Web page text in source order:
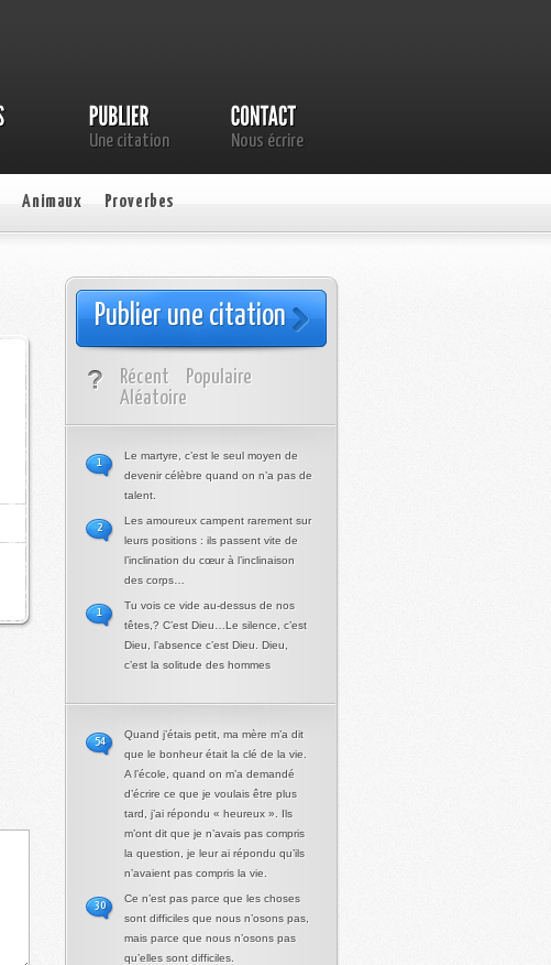
Une citation Nous écrire
Animaux Proverbes
Publier une citation
Récent
Populaire
Aléatoire
Le martyre, c’est le seul moyen de
devenir célèbre quand on n’a pas de
talent.
1
Les amoureux campent rarement sur
leurs positions : ils passent vite de
l’inclination du cœur à l’inclinaison
des corps…
2
Tu vois ce vide au-dessus de nos
têtes,? C’est Dieu…Le silence, c’est
Dieu, l’absence c’est Dieu. Dieu,
c’est la solitude des hommes
1
Quand j’étais petit, ma mère m’a dit
que le bonheur était la clé de la vie.
A l’école, quand on m’a demandé
d’écrire ce que je voulais être plus
tard, j’ai répondu « heureux ». Ils
m’ont dit que je n’avais pas compris
la question, je leur ai répondu qu’ils
n’avaient pas compris la vie.
54
Ce n’est pas parce que les choses
sont difficiles que nous n’osons pas,
mais parce que nous n’osons pas
qu’elles sont difficiles.
30